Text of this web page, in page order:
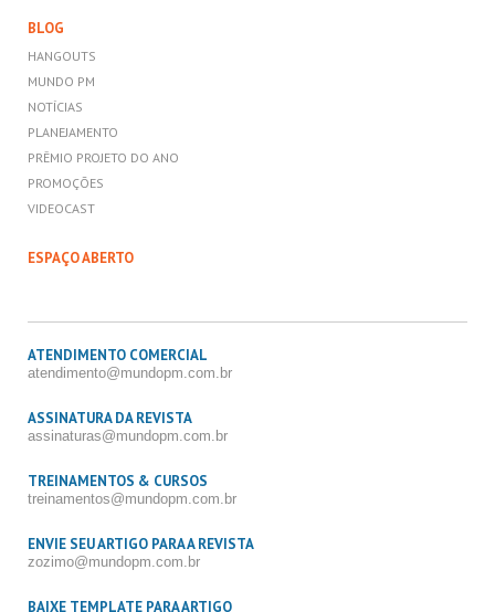
BLOG
HANGOUTS
MUNDO PM
NOTÍCIAS
PLANEJAMENTO
PRÊMIO PROJETO DO ANO
PROMOÇÕES
VIDEOCAST
ESPAÇO ABERTO
ATENDIMENTO COMERCIAL
atendimento@mundopm.com.br
ASSINATURA DA REVISTA
assinaturas@mundopm.com.br
TREINAMENTOS & CURSOS
treinamentos@mundopm.com.br
ENVIE SEU ARTIGO PARA A REVISTA
zozimo@mundopm.com.br
BAIXE TEMPLATE PARA ARTIGO